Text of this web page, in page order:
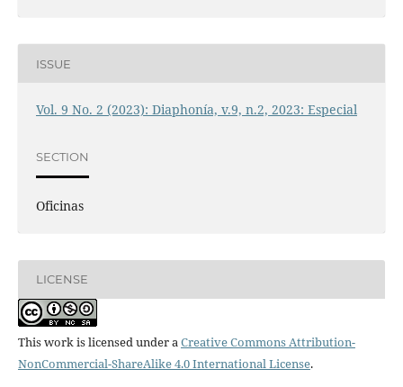
ISSUE
Vol. 9 No. 2 (2023): Diaphonía, v.9, n.2, 2023: Especial
SECTION
Oficinas
LICENSE
This work is licensed under a Creative Commons Attribution-
NonCommercial-ShareAlike 4.0 International License.